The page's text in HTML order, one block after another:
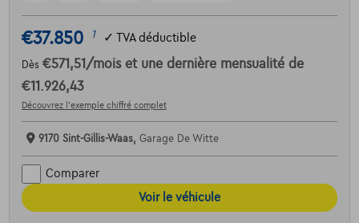
€37.850 1 ✓ TVA déductible
Dès €571,51 /mois et une dernière mensualité de
€11.926,43
Découvrez l’exemple chiffré complet
9170 Sint-Gillis-Waas, Garage De Witte
Comparer
Voir le véhicule